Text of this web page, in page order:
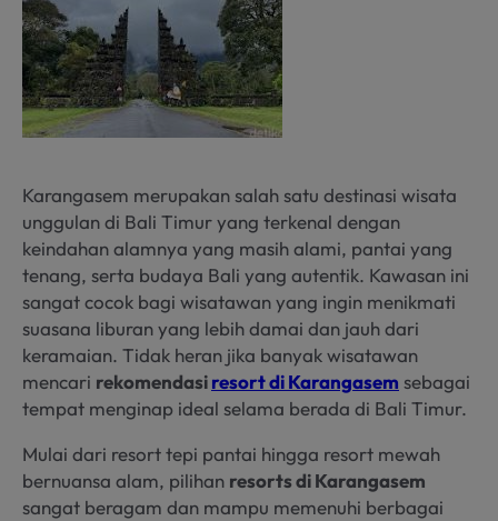
Karangasem merupakan salah satu destinasi wisata
unggulan di Bali Timur yang terkenal dengan
keindahan alamnya yang masih alami, pantai yang
tenang, serta budaya Bali yang autentik. Kawasan ini
sangat cocok bagi wisatawan yang ingin menikmati
suasana liburan yang lebih damai dan jauh dari
keramaian. Tidak heran jika banyak wisatawan
mencari rekomendasiresort di Karangasem sebagai
tempat menginap ideal selama berada di Bali Timur.
Mulai dari resort tepi pantai hingga resort mewah
bernuansa alam, pilihan resorts di Karangasem
sangat beragam dan mampu memenuhi berbagai